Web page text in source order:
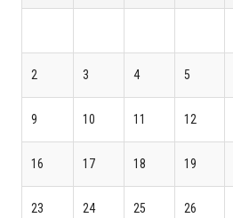
2 3 4 5
9 10 11 12
16 17 18 19
23 24 25 26